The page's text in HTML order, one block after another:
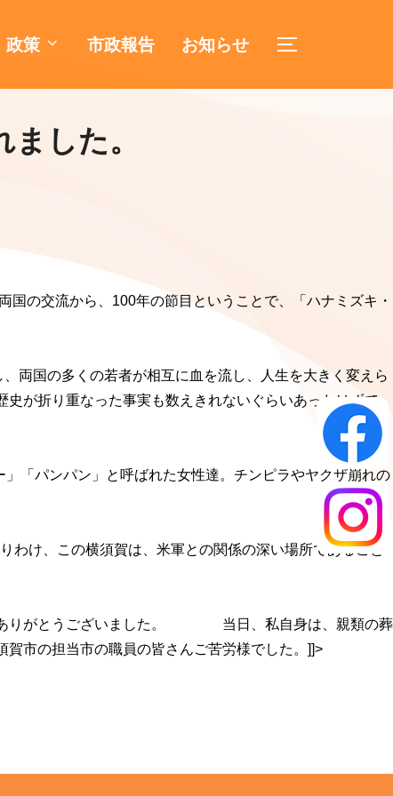
政策 市政報告 お知らせ サイドバーと
した。
の交流から、100年の節目ということで、「ハナミズキ・
両国の多くの若者が相互に血を流し、人生を大きく変えら
が折り重なった事実も数えきれないぐらいあったはずで
「パンパン」と呼ばれた女性達。チンピラやヤクザ崩れの
け、この横須賀は、米軍との関係の深い場所であること
。ありがとうございました。 当日、私自身は、親類の葬
市の担当市の職員の皆さんご苦労様でした。]]>